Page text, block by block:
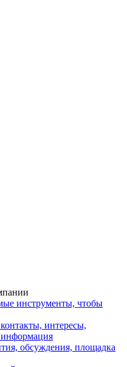
инструменты, чтобы
интересы,
информация
обсуждения, площадка